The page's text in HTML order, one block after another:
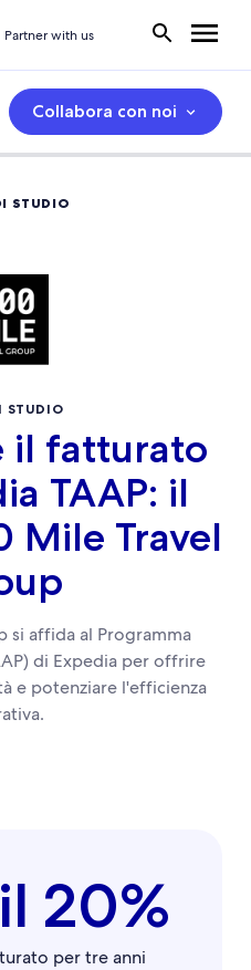
Partner with us
Collabora con noi
STUDIO
STUDIO
il fatturato
TAAP: il
Mile Travel
si affida al Programma
di Expedia per offrire
e potenziare l'efficienza
20%
per tre anni